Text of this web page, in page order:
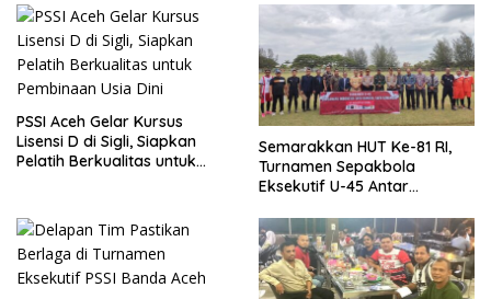
PSSI Aceh Gelar Kursus
Lisensi D di Sigli, Siapkan
Pelatih Berkualitas untuk
Semarakkan HUT Ke-81 RI,
Turnamen Sepakbola
Eksekutif U-45 Antar
Resmi Bergulir